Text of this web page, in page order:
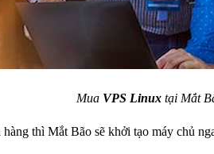
Mua VPS Linux tại Mắt
thì Mắt Bão sẽ khởi tạo máy chủ